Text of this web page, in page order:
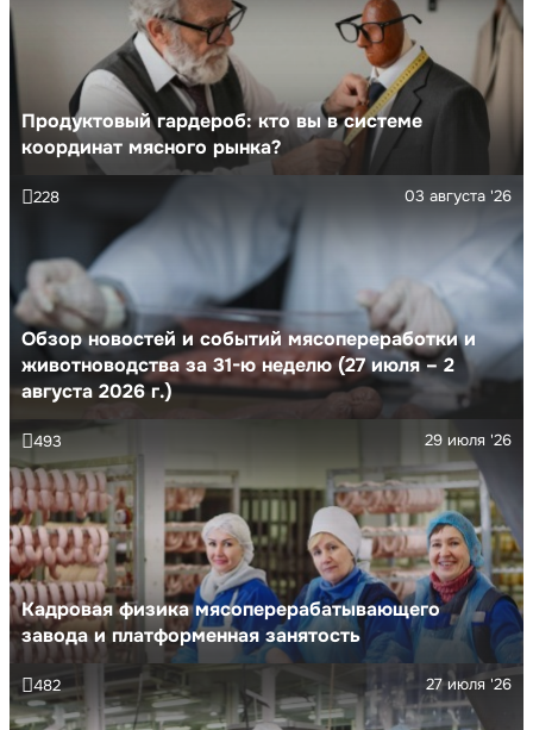
Продуктовый гардероб: кто вы в системе
координат мясного рынка?
Обзор новостей и событий мясопереработки и
животноводства за 31-ю неделю (27 июля – 2
августа 2026 г.)
03 августа '26
228
Кадровая физика мясоперерабатывающего
завода и платформенная занятость
29 июля '26
493
27 июля '26
482